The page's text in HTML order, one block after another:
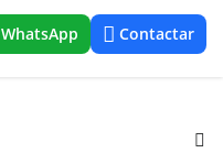
WhatsApp Contactar